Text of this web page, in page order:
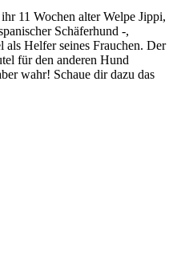
11 Wochen alter Welpe Jippi,
Schäferhund -,
als Helfer seines Frauchen. Der
für den anderen Hund
wahr! Schaue dir dazu das